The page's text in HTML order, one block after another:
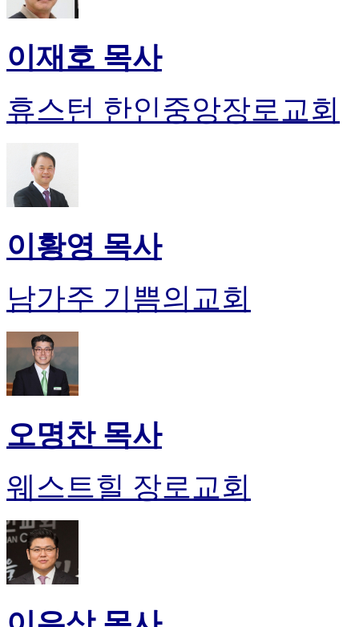
이재호 목사
휴스턴 한인중앙장로교회
이황영 목사
남가주 기쁨의교회
오명찬 목사
웨스트힐 장로교회